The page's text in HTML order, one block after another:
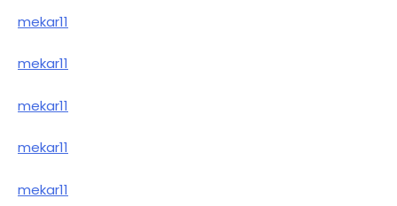
mekar11
mekar11
mekar11
mekar11
mekar11